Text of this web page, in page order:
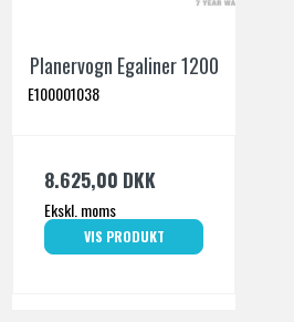
Planervogn Egaliner 1200
E100001038
8.625,00 DKK
Ekskl. moms
VIS PRODUKT